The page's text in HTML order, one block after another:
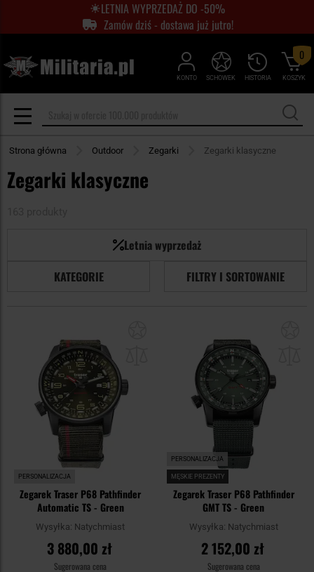
LETNIA WYPRZEDAŻ DO -50%
Zamów dziś - dostawa już jutro!
KONTO HISTORIA
SCHOWEK KOSZYK
0
Strona główna Outdoor Zegarki Zegarki klasyczne
Zegarki klasyczne
Letnia wyprzedaż
KATEGORIE
FILTRY I SORTOWANIE
PERSONALIZACJA
Zegarek Traser P68 Pathfinder
Automatic TS - Green
Wysyłka: Natychmiast
3 880,00 zł
Sugerowana cena
PERSONALIZACJA
MĘSKIE PREZENTY
Zegarek Traser P68 Pathfinder
GMT TS - Green
Wysyłka: Natychmiast
2 152,00 zł
Sugerowana cena